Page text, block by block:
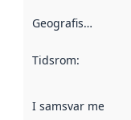
Geografisk område
Tidsrom:
I samsvar med